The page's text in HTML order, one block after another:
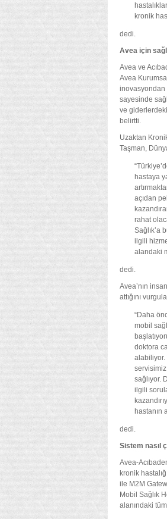
kronik
dedi.
Avea için
Avea ve
Avea
inovasyondan
sayesinde
ve
belirtti.
Uzaktan
Taşman,
hastaya
açıdan
rahat
Sağlık’a
ilgili
alandaki
dedi.
Avea’nın
attığını
“Daha
mobil
doktora
alabiliyor.
sağlıyor.
ilgili
hastanın
dedi.
Sistem nasıl
Avea-
kronik
ile M2M
Mobil Sağlık
alanındaki